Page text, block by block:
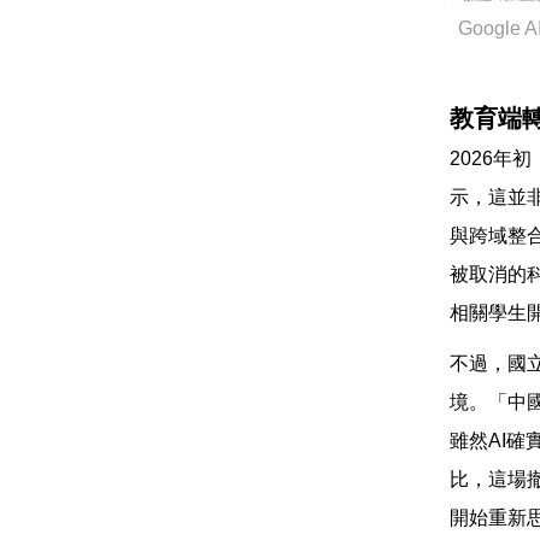
Google
教育端
2026年初
示，這並
與跨域整
被取消的
相關學生
不過，國
境。「中
雖然AI確
比，這場
開始重新